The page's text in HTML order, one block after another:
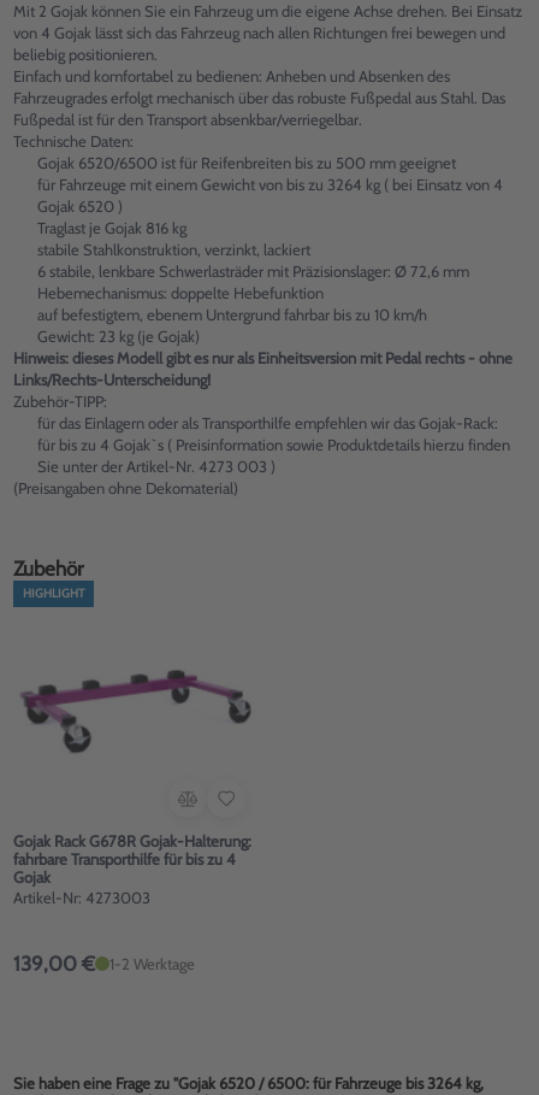
Mit 2 Gojak können Sie ein Fahrzeug um die eigene Achse drehen. Bei Einsatz
von 4 Gojak lässt sich das Fahrzeug nach allen Richtungen frei bewegen und
beliebig positionieren.
Einfach und komfortabel zu bedienen: Anheben und Absenken des
Fahrzeugrades erfolgt mechanisch über das robuste Fußpedal aus Stahl. Das
Fußpedal ist für den Transport absenkbar/verriegelbar.
Technische Daten:
Gojak 6520/6500 ist für Reifenbreiten bis zu 500 mm geeignet
für Fahrzeuge mit einem Gewicht von bis zu 3264 kg ( bei Einsatz von 4
Gojak 6520 )
Traglast je Gojak 816 kg
stabile Stahlkonstruktion, verzinkt, lackiert
6 stabile, lenkbare Schwerlasträder mit Präzisionslager: Ø 72,6 mm
Hebemechanismus: doppelte Hebefunktion
auf befestigtem, ebenem Untergrund fahrbar bis zu 10 km/h
Gewicht: 23 kg (je Gojak)
Hinweis: dieses Modell gibt es nur als Einheitsversion mit Pedal rechts - ohne
Links/Rechts-Unterscheidung!
Zubehör-TIPP:
für das Einlagern oder als Transporthilfe empfehlen wir das Gojak-Rack:
für bis zu 4 Gojak`s ( Preisinformation sowie Produktdetails hierzu finden
Sie unter der Artikel-Nr. 4273 003 )
(Preisangaben ohne Dekomaterial)
Zubehör
HIGHLIGHT
Gojak Rack G678R Gojak-Halterung:
fahrbare Transporthilfe für bis zu 4
Gojak
Artikel-Nr: 4273003
139,00 € 1-2 Werktage
Sie haben eine Frage zu "Gojak 6520 / 6500: für Fahrzeuge bis 3264 kg,